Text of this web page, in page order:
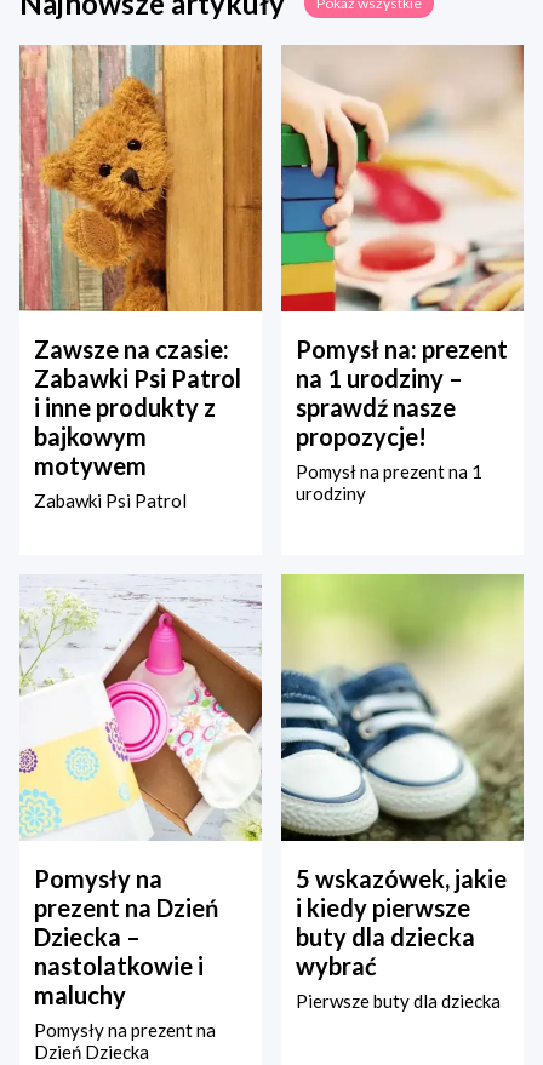
Zawsze na czasie:
Zabawki Psi Patrol
i inne produkty z
bajkowym
motywem
Zabawki Psi Patrol
Pomysł na: prezent
na 1 urodziny –
sprawdź nasze
propozycje!
Pomysł na prezent na 1
urodziny
Pomysły na
prezent na Dzień
Dziecka –
nastolatkowie i
maluchy
Pomysły na prezent na
Dzień Dziecka
5 wskazówek, jakie
i kiedy pierwsze
buty dla dziecka
wybrać
Pierwsze buty dla dziecka